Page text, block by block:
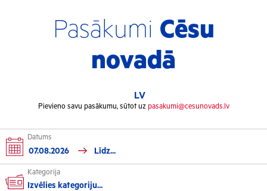
Pasākumi Cēsu
novadā
LV
Pievieno savu pasākumu, sūtot uz pasakumi@cesunovads.lv
Datums
Kategorija
Izvēlies kategoriju...